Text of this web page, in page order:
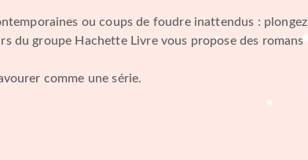
ou coups de foudre inattendus : plongez
du groupe Hachette Livre vous propose des romans
comme une série.